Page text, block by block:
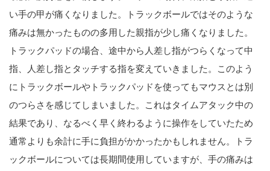
い手の甲が痛くなりました。トラックボールではそのような
痛みは無かったものの多用した親指が少し痛くなりました。
トラックパッドの場合、途中から人差し指がつらくなって中
指、人差し指とタッチする指を変えていきました。このよう
にトラックボールやトラックパッドを使ってもマウスとは別
のつらさを感じてしまいました。これはタイムアタック中の
結果であり、なるべく早く終わるように操作をしていたため
通常よりも余計に手に負担がかかったかもしれません。トラ
ックボールについては長期間使用していますが、手の痛みは